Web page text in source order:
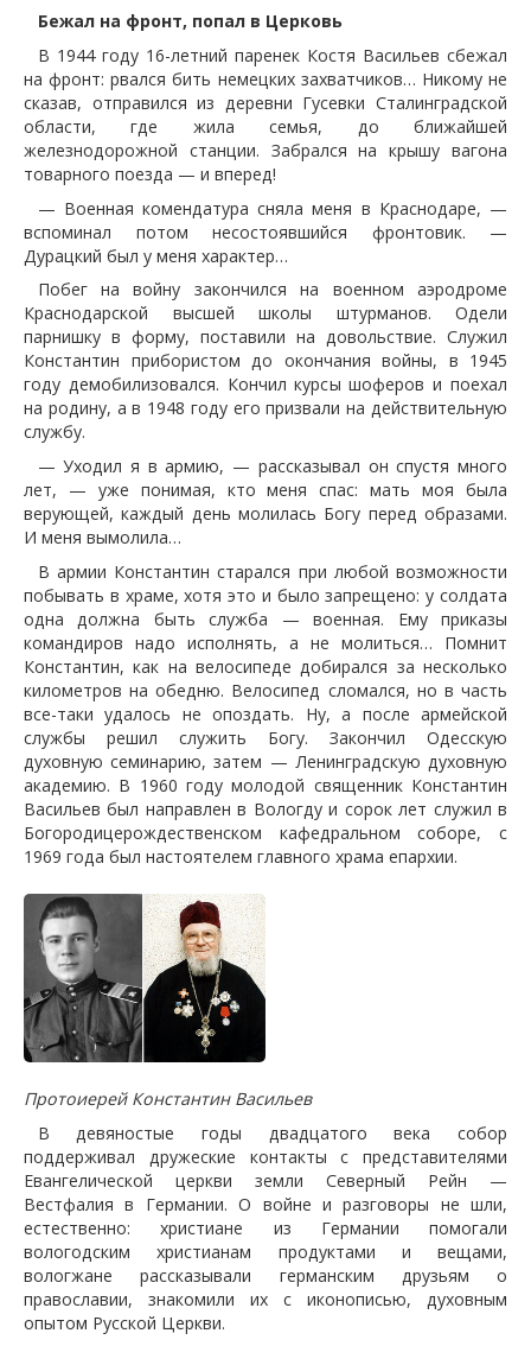
Бежал на фронт, попал в Церковь
В 1944 году 16-летний паренек Костя Васильев сбежал
на фронт: рвался бить немецких захватчиков… Никому не
сказав, отправился из деревни Гусевки Сталинградской
области, где жила семья, до ближайшей
железнодорожной станции. Забрался на крышу вагона
товарного поезда — и вперед!
— Военная комендатура сняла меня в Краснодаре, —
вспоминал потом несостоявшийся фронтовик. —
Дурацкий был у меня характер…
Побег на войну закончился на военном аэродроме
Краснодарской высшей школы штурманов. Одели
парнишку в форму, поставили на довольствие. Служил
Константин прибористом до окончания войны, в 1945
году демобилизовался. Кончил курсы шоферов и поехал
на родину, а в 1948 году его призвали на действительную
службу.
— Уходил я в армию, — рассказывал он спустя много
лет, — уже понимая, кто меня спас: мать моя была
верующей, каждый день молилась Богу перед образами.
И меня вымолила…
В армии Константин старался при любой возможности
побывать в храме, хотя это и было запрещено: у солдата
одна должна быть служба — военная. Ему приказы
командиров надо исполнять, а не молиться… Помнит
Константин, как на велосипеде добирался за несколько
километров на обедню. Велосипед сломался, но в часть
все-таки удалось не опоздать. Ну, а после армейской
службы решил служить Богу. Закончил Одесскую
духовную семинарию, затем — Ленинградскую духовную
академию. В 1960 году молодой священник Константин
Васильев был направлен в Вологду и сорок лет служил в
Богородицерождественском кафедральном соборе, с
1969 года был настоятелем главного храма епархии.
Протоиерей Константин Васильев
В девяностые годы двадцатого века собор
поддерживал дружеские контакты с представителями
Евангелической церкви земли Северный Рейн —
Вестфалия в Германии. О войне и разговоры не шли,
естественно: христиане из Германии помогали
вологодским христианам продуктами и вещами,
вологжане рассказывали германским друзьям о
православии, знакомили их с иконописью, духовным
опытом Русской Церкви.